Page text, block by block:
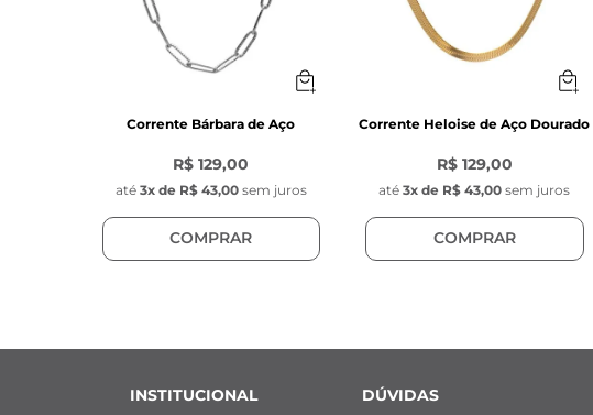
Corrente Bárbara de Aço
R$ 129,00
até 3x de R$ 43,00 sem juros
COMPRAR
Corrente Heloise de Aço Dourado
R$ 129,00
até 3x de R$ 43,00 sem juros
COMPRAR
INSTITUCIONAL DÚVIDAS